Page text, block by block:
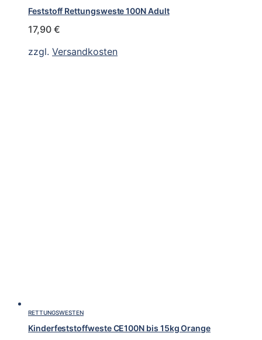
Feststoff Rettungsweste 100N Adult
17,90 €
zzgl. Versandkosten
RETTUNGSWESTEN
Kinderfeststoffweste CE100N bis 15kg Orange